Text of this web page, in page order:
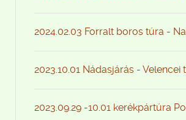
2024.02.03 Forralt boros túra -
2023.10.01 Nádasjárás - Velencei
2023.09.29 -10.01 kerékpártúra